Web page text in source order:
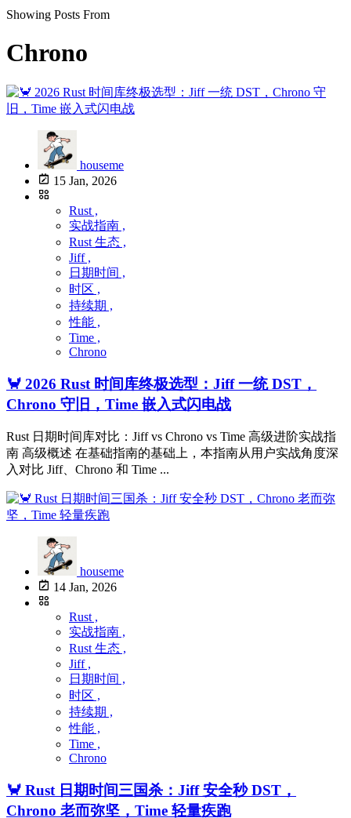
Showing Posts From
Chrono
houseme
15 Jan, 2026
Rust ,
实战指南 ,
Rust 生态 ,
Jiff ,
日期时间 ,
时区 ,
持续期 ,
性能 ,
Time ,
Chrono
🦀 2026 Rust 时间库终极选型：Jiff 一统 DST，
Chrono 守旧，Time 嵌入式闪电战
Rust 日期时间库对比：Jiff vs Chrono vs Time 高级进阶实战指
南 高级概述 在基础指南的基础上，本指南从用户实战角度深
入对比 Jiff、Chrono 和 Time ...
houseme
14 Jan, 2026
Rust ,
实战指南 ,
Rust 生态 ,
Jiff ,
日期时间 ,
时区 ,
持续期 ,
性能 ,
Time ,
Chrono
🦀 Rust 日期时间三国杀：Jiff 安全秒 DST，
Chrono 老而弥坚，Time 轻量疾跑